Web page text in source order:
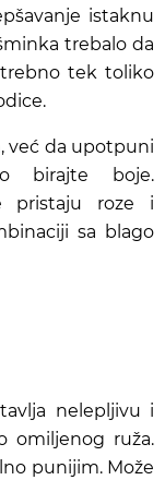
istaknu
trebalo da
tek toliko
već da upotpuni
birajte boje.
pristaju roze i
sa blago
nelepljivu i
omiljenog ruža.
punijim. Može